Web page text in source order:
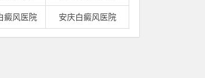
癜风医院 安庆白癜风医院